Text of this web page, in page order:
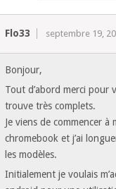
Je comprends
Comme tu dis,
HP
Flo33 septembre 19,